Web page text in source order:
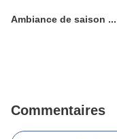
Ambiance de saison ...
Commentaires